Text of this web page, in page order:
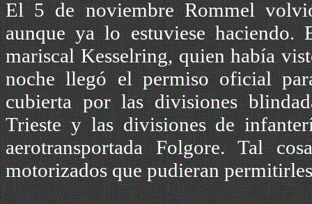
El 5 de noviembre Rommel
aunque ya lo estuviese
mariscal Kesselring, quien había
noche llegó el permiso oficial
cubierta por las divisiones
Trieste y las divisiones de
aerotransportada Folgore. Tal
motorizados que pudieran